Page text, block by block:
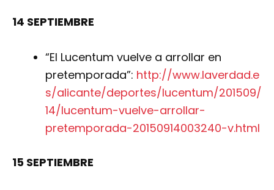
14 SEPTIEMBRE
“El Lucentum vuelve a arrollar en
pretemporada”: http://www.laverdad.e
s/alicante/deportes/lucentum/201509/
14/lucentum-vuelve-arrollar-
pretemporada-20150914003240-v.html
15 SEPTIEMBRE